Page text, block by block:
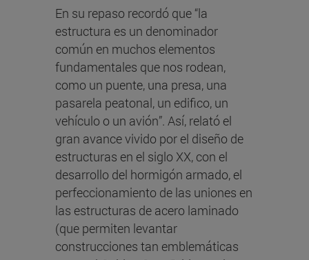
En su repaso recordó que “la
estructura es un denominador
común en muchos elementos
fundamentales que nos rodean,
como un puente, una presa, una
pasarela peatonal, un edifico, un
vehículo o un avión”. Así, relató el
gran avance vivido por el diseño de
estructuras en el siglo XX, con el
desarrollo del hormigón armado, el
perfeccionamiento de las uniones en
las estructuras de acero laminado
(que permiten levantar
construcciones tan emblemáticas